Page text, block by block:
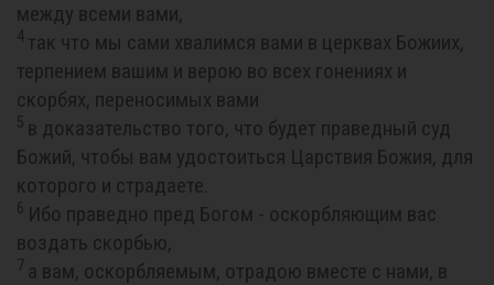
между всеми вами,
4 так что мы сами хвалимся вами в церквах Божиих,
терпением вашим и верою во всех гонениях и
скорбях, переносимых вами
5 в доказательство того, что будет праведный суд
Божий, чтобы вам удостоиться Царствия Божия, для
которого и страдаете.
6 Ибо праведно пред Богом - оскорбляющим вас
воздать скорбью,
7 а вам, оскорбляемым, отрадою вместе с нами, в